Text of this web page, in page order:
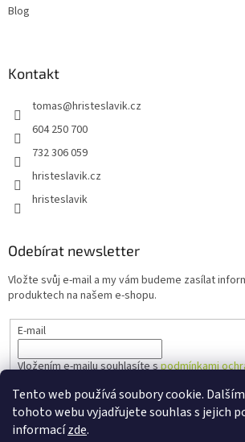
Tento web používá soubory cookie.
tohoto webu vyjadřujete souhlas s jejich
informacízde.
Blog
Kontakt
tomas@hristeslavik.cz
604 250 700
732 306 059
hristeslavik.cz
hristeslavik
Odebírat newsletter
Vložte svůj e-mail a my vám budeme zasílat
produktech na našem e-shopu.
E-mail
Vložením e-mailu souhlasíte spodmínkami
PŘIHLÁSIT SE